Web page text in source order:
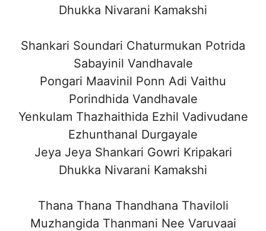
Dhukka Nivarani Kamakshi
Shankari Soundari Chaturmukan Potrida
Sabayinil Vandhavale
Pongari Maavinil Ponn Adi Vaithu
Porindhida Vandhavale
Yenkulam Thazhaithida Ezhil Vadivudane
Ezhunthanal Durgayale
Jeya Jeya Shankari Gowri Kripakari
Dhukka Nivarani Kamakshi
Thana Thana Thandhana Thaviloli
Muzhangida Thanmani Nee Varuvaai